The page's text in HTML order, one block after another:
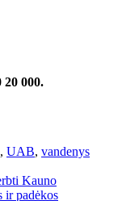
20 000.
, UAB, vandenys